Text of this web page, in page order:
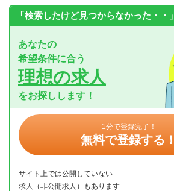
「検索したけど見つからなかった・・」
あなたの
希望条件に合う
理想の求人
をお探しします！
1分で登録完了！
無料で登録する！
サイト上では公開していない
求人（非公開求人）もあります